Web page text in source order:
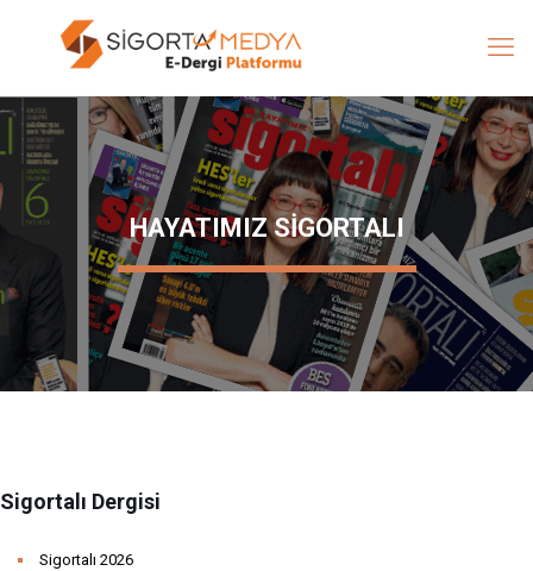
HAYATIMIZ SİGORTALI
Sigortalı Dergisi
Sigortalı 2026